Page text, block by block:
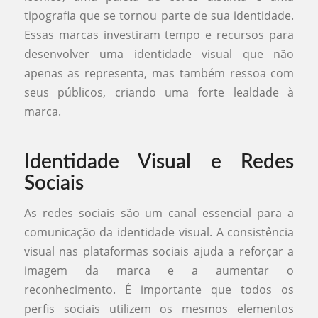
tipografia que se tornou parte de sua identidade.
Essas marcas investiram tempo e recursos para
desenvolver uma identidade visual que não
apenas as representa, mas também ressoa com
seus públicos, criando uma forte lealdade à
marca.
Identidade Visual e Redes
Sociais
As redes sociais são um canal essencial para a
comunicação da identidade visual. A consistência
visual nas plataformas sociais ajuda a reforçar a
imagem da marca e a aumentar o
reconhecimento. É importante que todos os
perfis sociais utilizem os mesmos elementos